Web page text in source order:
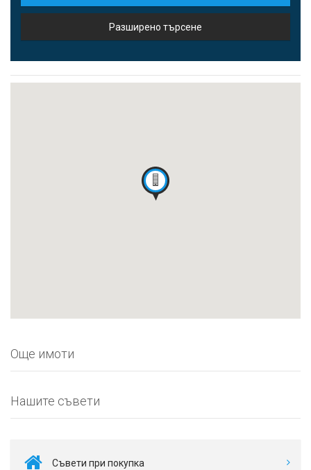
Разширено търсене
Още имоти
Нашите съвети
Съвети при покупка